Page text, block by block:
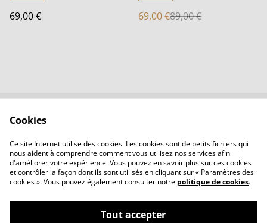
69,00 € 69,00 €89,00 €
Politique de
confidentialité
Politique de cookies
Cookies
Ce site Internet utilise des cookies. Les cookies sont de petits fichiers qui
nous aident à comprendre comment vous utilisez nos services afin
d'améliorer votre expérience. Vous pouvez en savoir plus sur ces cookies
et contrôler la façon dont ils sont utilisés en cliquant sur « Paramètres des
cookies ». Vous pouvez également consulter notre politique de cookies.
Tout accepter